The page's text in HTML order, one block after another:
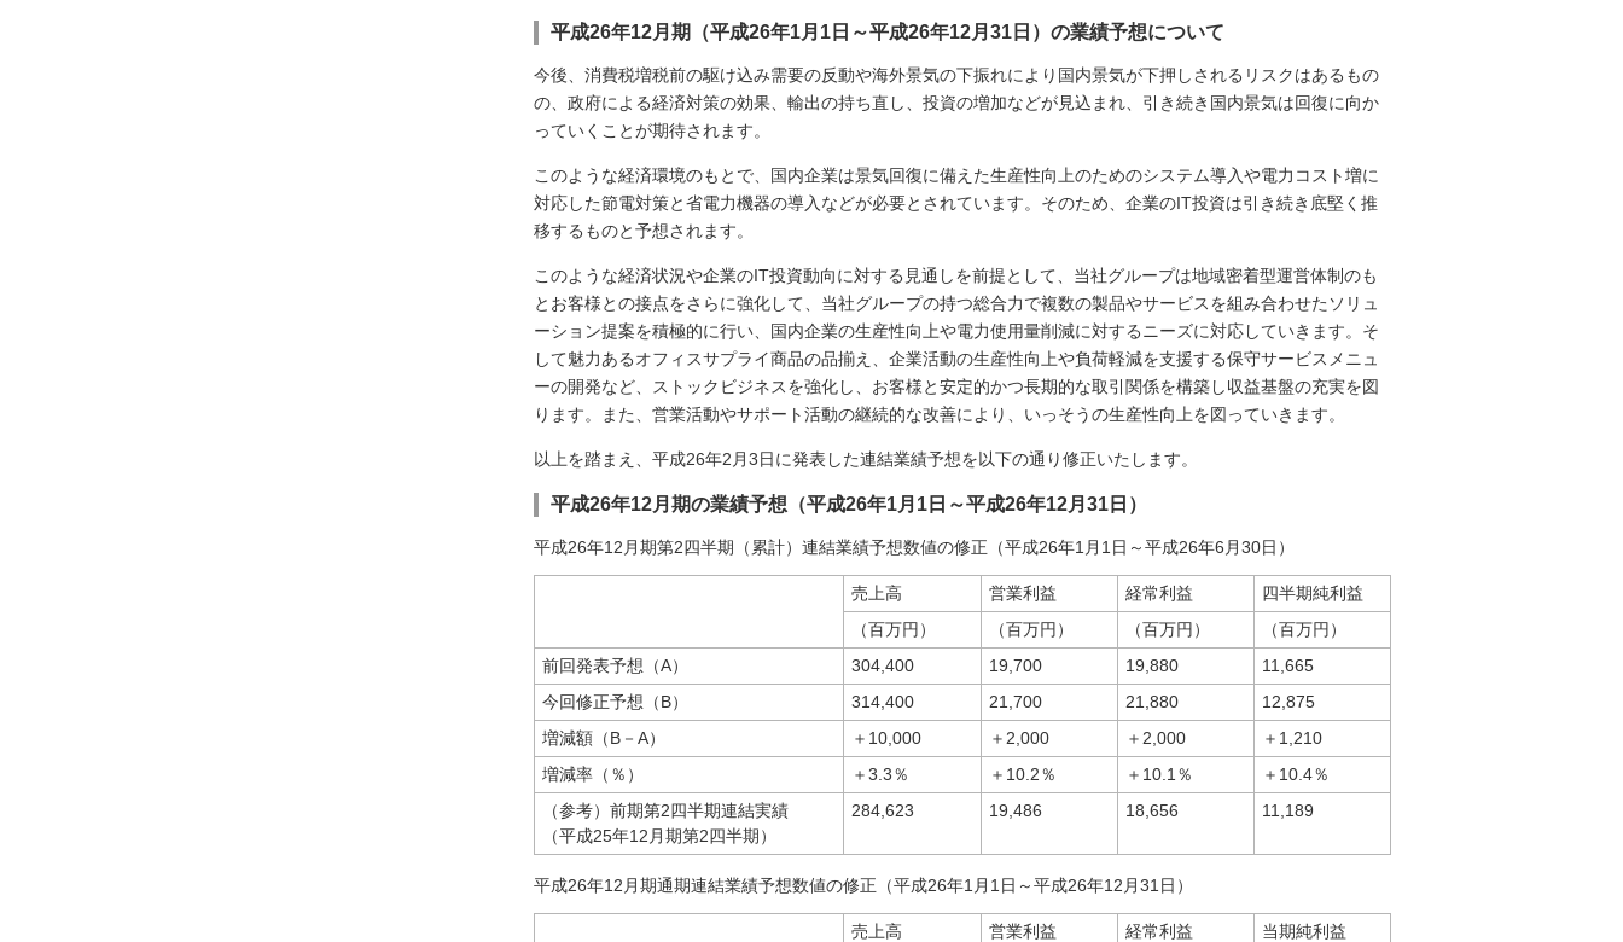
平成26年12月期（平成26年1月1日～平成26年12月31日）の業績予想について
今後、消費税増税前の駆け込み需要の反動や海外景気の下振れにより国内景気が下押しされるリスクはあるもの
の、政府による経済対策の効果、輸出の持ち直し、投資の増加などが見込まれ、引き続き国内景気は回復に向か
っていくことが期待されます。
このような経済環境のもとで、国内企業は景気回復に備えた生産性向上のためのシステム導入や電力コスト増に
対応した節電対策と省電力機器の導入などが必要とされています。そのため、企業のIT投資は引き続き底堅く推
移するものと予想されます。
このような経済状況や企業のIT投資動向に対する見通しを前提として、当社グループは地域密着型運営体制のも
とお客様との接点をさらに強化して、当社グループの持つ総合力で複数の製品やサービスを組み合わせたソリュ
ーション提案を積極的に行い、国内企業の生産性向上や電力使用量削減に対するニーズに対応していきます。そ
して魅力あるオフィスサプライ商品の品揃え、企業活動の生産性向上や負荷軽減を支援する保守サービスメニュ
ーの開発など、ストックビジネスを強化し、お客様と安定的かつ長期的な取引関係を構築し収益基盤の充実を図
ります。また、営業活動やサポート活動の継続的な改善により、いっそうの生産性向上を図っていきます。
以上を踏まえ、平成26年2月3日に発表した連結業績予想を以下の通り修正いたします。
平成26年12月期の業績予想（平成26年1月1日～平成26年12月31日）
平成26年12月期第2四半期（累計）連結業績予想数値の修正（平成26年1月1日～平成26年6月30日）
売上高 営業利益 経常利益
四半期純利益
（百万円）
（百万円） （百万円）
（百万円）
前回発表予想（A）
304,400 19,700 19,880
11,665
今回修正予想（B）
314,400 21,700 21,880
12,875
増減額（B－A）
＋10,000 ＋2,000 ＋2,000
＋1,210
増減率（％）
＋3.3％ ＋10.2％ ＋10.1％
＋10.4％
（参考）前期第2四半期連結実績
（平成25年12月期第2四半期）
284,623 19,486 18,656 11,189
平成26年12月期通期連結業績予想数値の修正（平成26年1月1日～平成26年12月31日）
売上高 営業利益 経常利益
当期純利益